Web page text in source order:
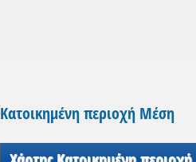
Κατοικημένη περιοχή Μέση